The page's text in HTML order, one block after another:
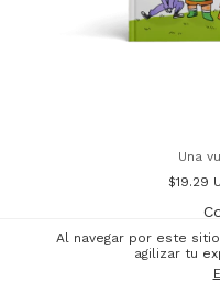
Al navegar por este sitio
agilizar tu
Una
$19.29